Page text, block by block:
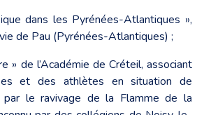
dans les Pyrénées-Atlantiques »,
de Pau (Pyrénées-Atlantiques) ;
» de l’Académie de Créteil, associant
et des athlètes en situation de
par le ravivage de la Flamme de la